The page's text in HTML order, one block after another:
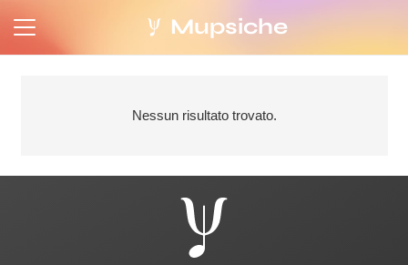
Mupsiche
Nessun risultato trovato.